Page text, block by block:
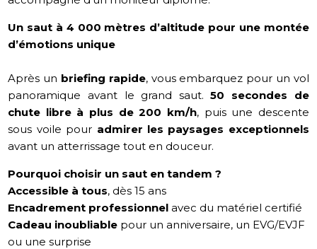
Un saut à 4 000 mètres d’altitude pour une montée
d’émotions unique
Après un briefing rapide, vous embarquez pour un vol
panoramique avant le grand saut.50 secondes de
chute libre à plus de 200 km/h, puis une descente
sous voile pour admirer les paysages exceptionnels
avant un atterrissage tout en douceur.
Pourquoi choisir un saut en tandem ?
Accessible à tous, dès 15 ans
Encadrement professionnel avec du matériel certifié
Cadeau inoubliable pour un anniversaire, un EVG/EVJF
ou une surprise